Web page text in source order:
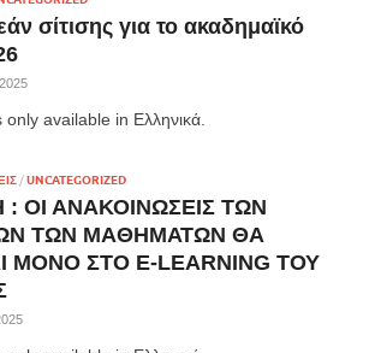
σίτισης για το ακαδημαϊκό
available in Ελληνικά.
/UNCATEGORIZED
ΟΙ ΑΝΑΚΟΙΝΩΣΕΙΣ ΤΩΝ
ΤΩΝ ΜΑΘΗΜΑΤΩΝ ΘΑ
ΜΟΝΟ ΣΤΟ E-LEARNING ΤΟΥ